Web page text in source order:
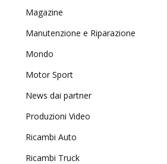
Magazine
Manutenzione e Riparazione
Mondo
Motor Sport
News dai partner
Produzioni Video
Ricambi Auto
Ricambi Truck